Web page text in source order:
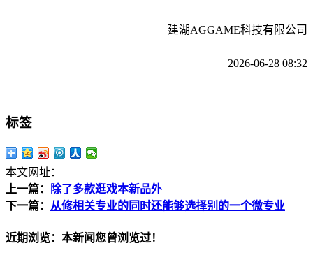
建湖AGGAME科技有限公司
2026-06-28 08:32
标签
本文网址：
上一篇：
除了多款逛戏本新品外
下一篇： 从修相关专业的同时还能够选择别的一个微专业
近期浏览：本新闻您曾浏览过！